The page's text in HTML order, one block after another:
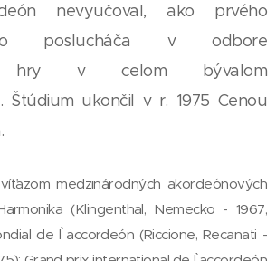
nevyučoval, ako prvého
poslucháča v odbore
hry v celom bývalom
Štúdium ukončil v r. 1975 Cenou
medzinárodných akordeónových
(Klingenthal, Nemecko - 1967,
de l ̀accordeón (Riccione, Recanati -